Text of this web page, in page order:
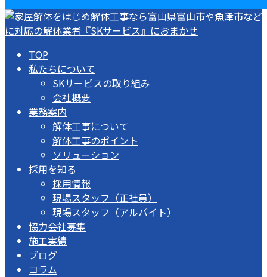
TOP
私たちについて
SKサービスの取り組み
会社概要
業務案内
解体工事について
解体工事のポイント
ソリューション
採用を知る
採用情報
現場スタッフ（正社員）
現場スタッフ（アルバイト）
協力会社募集
施工実績
ブログ
コラム